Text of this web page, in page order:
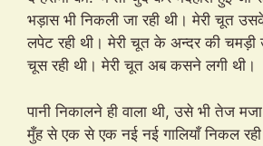
भड़ास भी निकली जा रही थी। मेरी चूत
लपेट रही थी। मेरी चूत के अन्दर की
चूस रही थी। मेरी चूत अब कसने लगी थी।
पानी निकालने ही वाला थी, उसे भी तेज
मुँह से एक से एक नई नई गालियाँ निकल रही